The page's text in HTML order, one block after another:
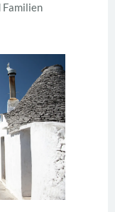
Familien